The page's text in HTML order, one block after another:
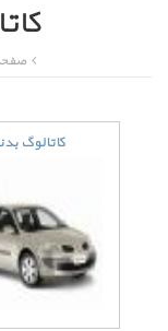
کاتالوگ